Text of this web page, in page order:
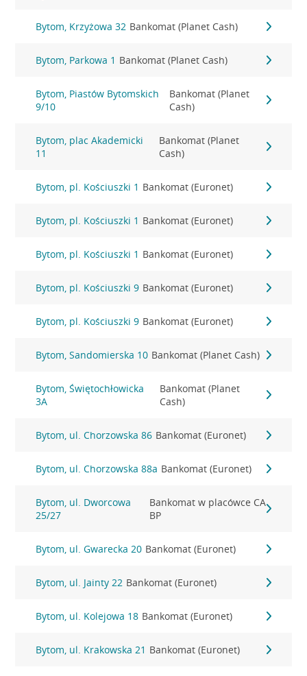
Bytom, Krzyżowa 32 Bankomat (Planet Cash)
Bytom, Parkowa 1 Bankomat (Planet Cash)
Bytom, Piastów Bytomskich
9/10
Bankomat (Planet
Cash)
Bytom, plac Akademicki
11
Bankomat (Planet
Cash)
Bytom, pl. Kościuszki 1 Bankomat (Euronet)
Bytom, pl. Kościuszki 1 Bankomat (Euronet)
Bytom, pl. Kościuszki 1 Bankomat (Euronet)
Bytom, pl. Kościuszki 9 Bankomat (Euronet)
Bytom, pl. Kościuszki 9 Bankomat (Euronet)
Bytom, Sandomierska 10 Bankomat (Planet Cash)
Bytom, Świętochłowicka
3A
Bankomat (Planet
Cash)
Bytom, ul. Chorzowska 86 Bankomat (Euronet)
Bytom, ul. Chorzowska 88a Bankomat (Euronet)
Bytom, ul. Dworcowa
25/27
Bankomat w placówce CA
BP
Bytom, ul. Gwarecka 20 Bankomat (Euronet)
Bytom, ul. Jainty 22 Bankomat (Euronet)
Bytom, ul. Kolejowa 18 Bankomat (Euronet)
Bytom, ul. Krakowska 21 Bankomat (Euronet)